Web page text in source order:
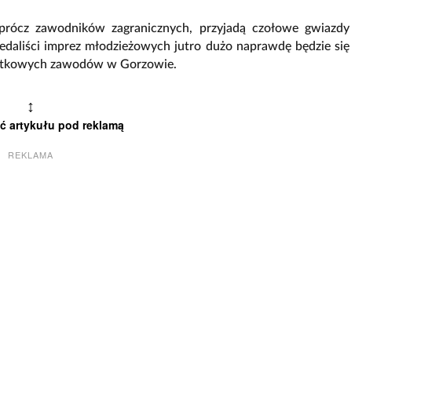
zawodników zagranicznych, przyjadą czołowe gwiazdy
imprez młodzieżowych jutro dużo naprawdę będzie się
zawodów w Gorzowie.
↕
artykułu pod reklamą
REKLAMA